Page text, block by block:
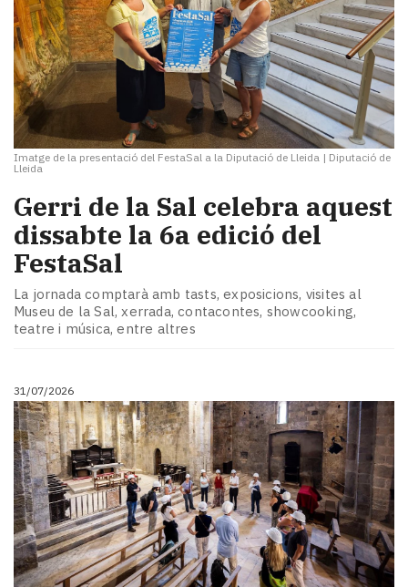
Imatge de la presentació del FestaSal a la Diputació de Lleida | Diputació de
Lleida
Gerri de la Sal celebra aquest
dissabte la 6a edició del
FestaSal
La jornada comptarà amb tasts, exposicions, visites al
Museu de la Sal, xerrada, contacontes, showcooking,
teatre i música, entre altres
31/07/2026